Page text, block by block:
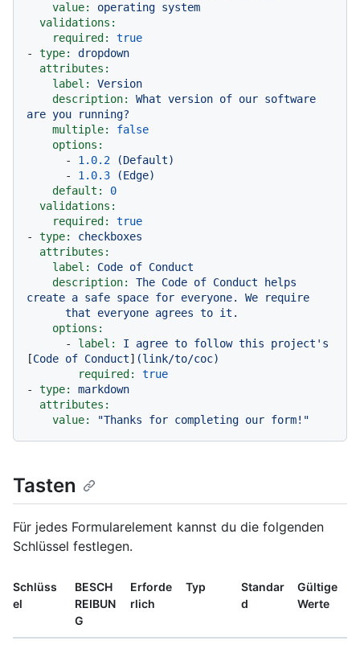
value:
operating system
validations:
required:
true
-
type:
dropdown
attributes:
label:
Version
description:
What version of our software
are you
running?
multiple:
false
options:
-
1.0.2
(Default)
-
1.0.3
(Edge)
default:
0
validations:
required:
true
-
type:
checkboxes
attributes:
label:
Code of Conduct
description:
The Code of Conduct
helps
create a safe space for everyone. We
require
that
everyone agrees to it.
options:
-
label: I agree to follow this
project's
[Code of Conduct] (link/to/coc)
required:
true
-
type:
markdown
attributes:
value:
"Thanks for completing our form!"
Tasten
Für jedes Formularelement kannst du die folgenden
Schlüssel festlegen.
Schlüss
el
BESCH
REIBUN
G
Erforde
rlich
Typ
Standar
d
Gültige
Werte